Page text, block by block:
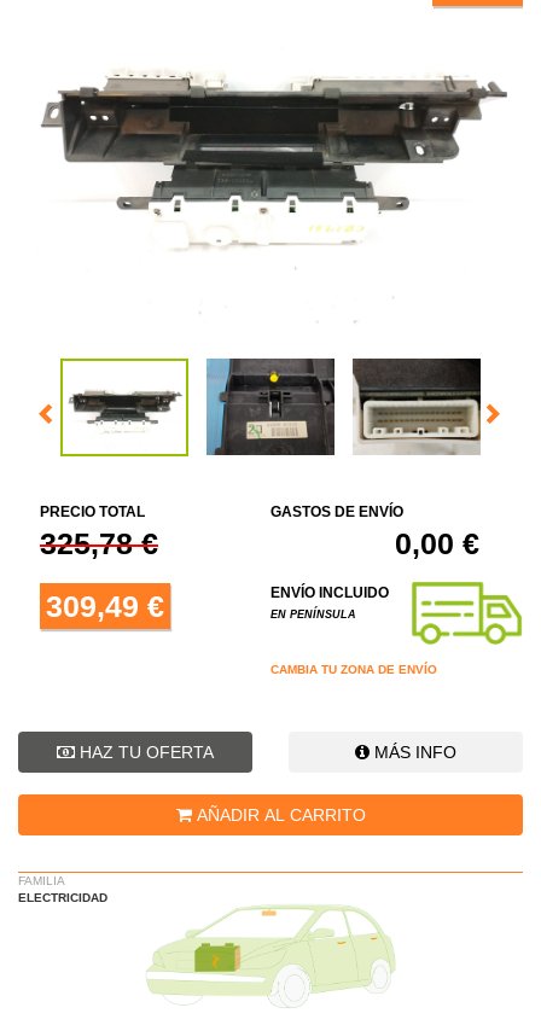
PRECIO TOTAL
325,78 €
309,49 €
GASTOS DE ENVÍO
0,00 €
ENVÍO INCLUIDO
EN PENÍNSULA
CAMBIA TU ZONA DE ENVÍO
HAZ TU OFERTA MÁS INFO
AÑADIR AL CARRITO
FAMILIA
ELECTRICIDAD